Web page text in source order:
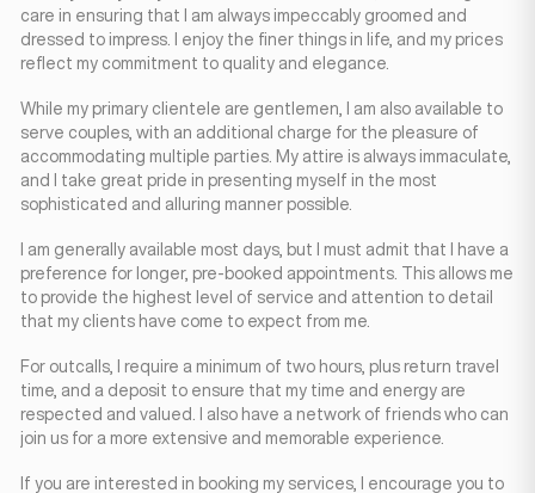
care in ensuring that I am always impeccably groomed and
dressed to impress. I enjoy the finer things in life, and my prices
reflect my commitment to quality and elegance.
While my primary clientele are gentlemen, I am also available to
serve couples, with an additional charge for the pleasure of
accommodating multiple parties. My attire is always immaculate,
and I take great pride in presenting myself in the most
sophisticated and alluring manner possible.
I am generally available most days, but I must admit that I have a
preference for longer, pre-booked appointments. This allows me
to provide the highest level of service and attention to detail
that my clients have come to expect from me.
For outcalls, I require a minimum of two hours, plus return travel
time, and a deposit to ensure that my time and energy are
respected and valued. I also have a network of friends who can
join us for a more extensive and memorable experience.
If you are interested in booking my services, I encourage you to